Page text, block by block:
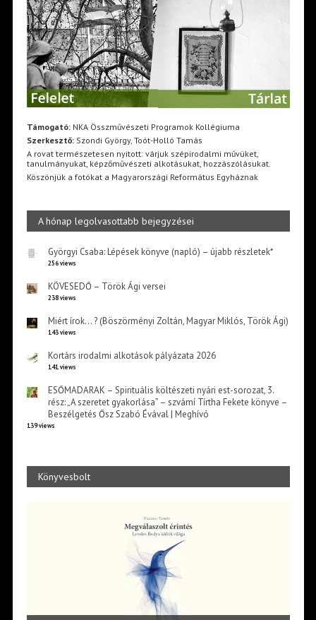
Támogató:NKA Összművészeti Programok Kollégiuma
Szerkesztő:Szondi György, Toót-Holló Tamás
A rovat természetesen nyitott: várjuk szépirodalmi művüket,
tanulmányukat, képzőművészeti alkotásukat, hozzászólásukat.
Köszönjük a fotókat a Magyarországi Református Egyháznak
A hónap legolvasottabb bejegyzései
Györgyi Csaba: Lépések könyve (napló) – újabb részletek*
256 views
KÖVESEDŐ – Török Ági versei
238 views
Miért írok… ? (Böszörményi Zoltán, Magyar Miklós, Török Ági)
143 views
Kortárs irodalmi alkotások pályázata 2026
141 views
ESŐMADARAK – Spirituális költészeti nyári est-sorozat, 3.
rész: „A szeretet gyakorlása” – szvámí Tírtha Fekete könyve –
Beszélgetés Ősz Szabó Évával | Meghívó
139 views
Könyvesbolt